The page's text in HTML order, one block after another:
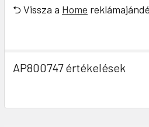
⮌ Vissza a Home
AP800747 értékelések